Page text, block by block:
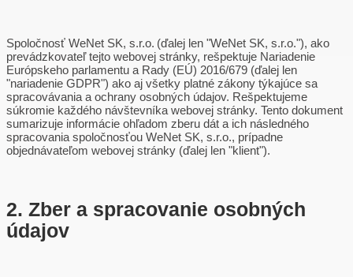
Spoločnosť WeNet SK, s.r.o. (ďalej len "WeNet SK, s.r.o."), ako
prevádzkovateľ tejto webovej stránky, rešpektuje Nariadenie
Európskeho parlamentu a Rady (EÚ) 2016/679 (ďalej len
"nariadenie GDPR") ako aj všetky platné zákony týkajúce sa
spracovávania a ochrany osobných údajov. Rešpektujeme
súkromie každého návštevníka webovej stránky. Tento dokument
sumarizuje informácie ohľadom zberu dát a ich následného
spracovania spoločnosťou WeNet SK, s.r.o., prípadne
objednávateľom webovej stránky (ďalej len "klient").
2. Zber a spracovanie osobných
údajov